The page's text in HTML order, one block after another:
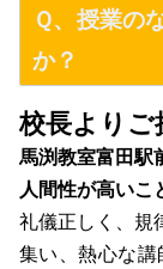
Ｑ、授業の
か？
校長よりご
馬渕教室富田駅
人間性が高いこ
礼儀正しく、規
集い、熱心な